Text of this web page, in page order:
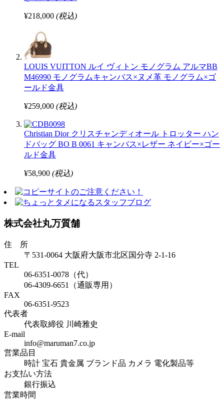
¥218,000 (税込)
LOUIS VUITTON ルイ ヴィトン モノグラム アルマBB
M46990 モノグラムキャンバス×ヌメ革 モノグラム×ゴ
ールド金具
¥259,000 (税込)
Christian Dior クリスチャンディオール トロッター ハン
ドバッグ BO B 0061 キャンバス×レザー ネイビー×ゴー
ルド金具
¥58,900 (税込)
株式会社丸万質舗
住 所
〒531-0064 大阪府大阪市北区国分寺 2-1-16
TEL
06-6351-0078（代）
06-4309-6651（通販専用）
FAX
06-6351-9523
代表者
代表取締役 川崎雅史
E-mail
info@maruman7.co.jp
営業品目
時計 宝石 貴金属 ブランド品 カメラ 電化製品等
お支払い方法
銀行振込
営業時間